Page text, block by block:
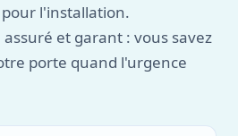
l'installation.
et garant : vous savez
porte quand l'urgence